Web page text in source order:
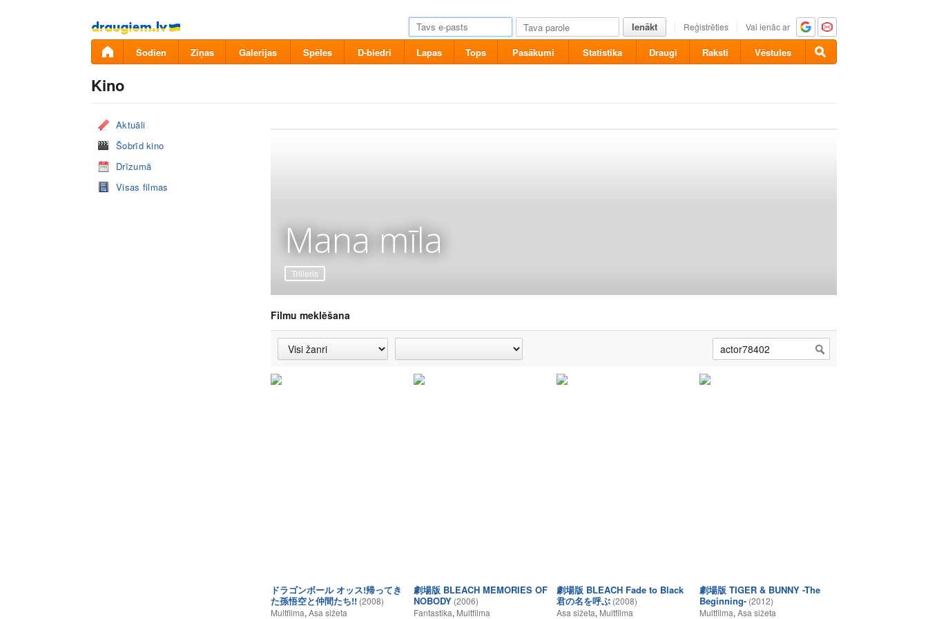
Pāriet
uz
saturu
Ienākt Reģistrēties Vai ienāc ar
Šodien Ziņas Galerijas Spēles D-biedri Lapas Tops Pasākumi Statistika Draugi Raksti Vēstules
Kino
Aktuāli
Šobrīd kino
Drīzumā
Visas filmas
Mana mīla
Trilleris
Filmu meklēšana
ドラゴンボール オッス!帰ってき
た孫悟空と仲間たち!! (2008)
Multfilma, Asa sižeta
劇場版 BLEACH MEMORIES OF
NOBODY (2006)
Fantastika, Multfilma
劇場版 BLEACH Fade to Black
君の名を呼ぶ (2008)
Asa sižeta, Multfilma
劇場版 TIGER & BUNNY -The
Beginning- (2012)
Multfilma, Asa sižeta